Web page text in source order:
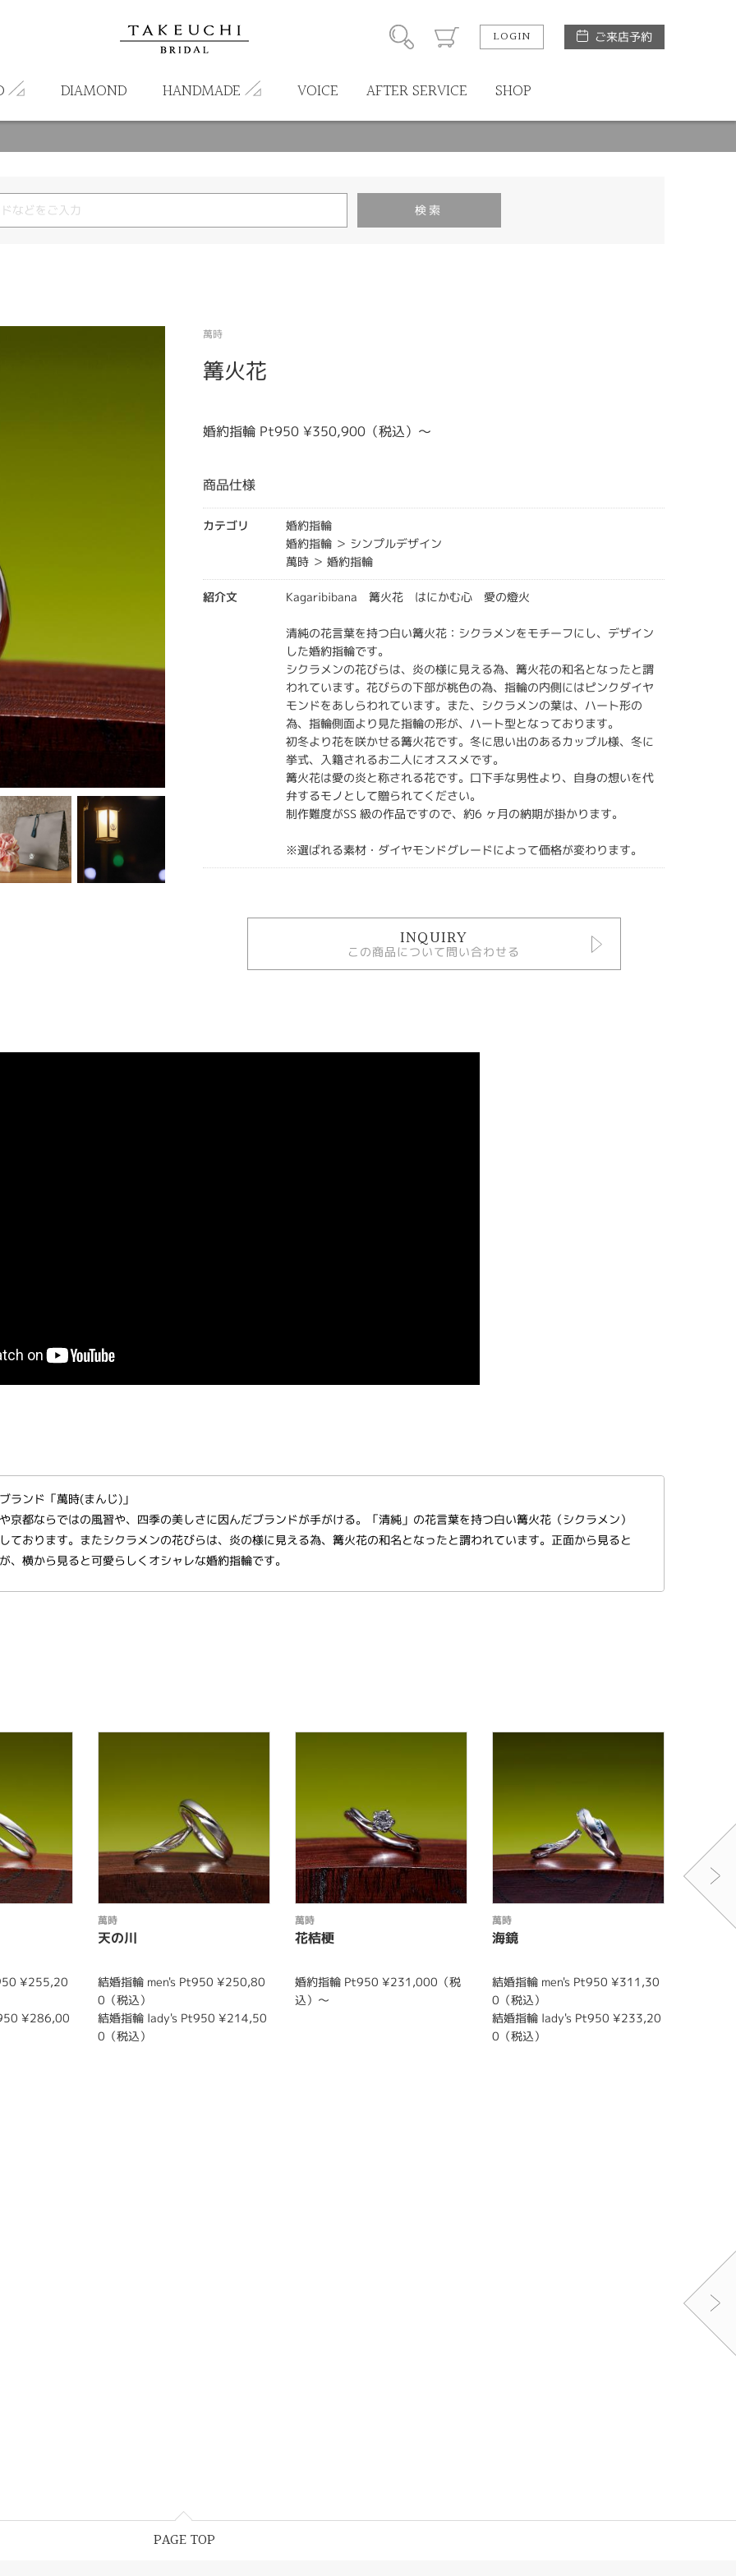
LOGIN ご来店予約
DIAMOND HANDMADE VOICE AFTER SERVICE SHOP
萬時
篝火花
婚約指輪 Pt950 ¥350,900（税込）～
商品仕様
カテゴリ
婚約指輪
婚約指輪 ＞ シンプルデザイン
萬時 ＞ 婚約指輪
紹介文 Kagaribibana 篝火花 はにかむ心 愛の燈火
清純の花言葉を持つ白い篝火花：シクラメンをモチーフにし、デザイン
した婚約指輪です。
シクラメンの花びらは、炎の様に見える為、篝火花の和名となったと謂
われています。花びらの下部が桃色の為、指輪の内側にはピンクダイヤ
モンドをあしらわれています。また、シクラメンの葉は、ハート形の
為、指輪側面より見た指輪の形が、ハート型となっております。
初冬より花を咲かせる篝火花です。冬に思い出のあるカップル様、冬に
挙式、入籍されるお二人にオススメです。
篝火花は愛の炎と称される花です。口下手な男性より、自身の想いを代
弁するモノとして贈られてください。
制作難度がSS 級の作品ですので、約6 ヶ月の納期が掛かります。
※選ばれる素材・ダイヤモンドグレードによって価格が変わります。
INQUIRY
この商品について問い合わせる
ランド「萬時(まんじ)」
京都ならではの風習や、四季の美しさに因んだブランドが手がける。「清純」の花言葉を持つ白い篝火花（シクラメン）
ております。またシクラメンの花びらは、炎の様に見える為、篝火花の和名となったと謂われています。正面から見ると
、横から見ると可愛らしくオシャレな婚約指輪です。
¥255,20
¥286,00
萬時
天の川
結婚指輪 men's Pt950 ¥250,80
0（税込）
結婚指輪 lady's Pt950 ¥214,50
0（税込）
萬時
花桔梗
婚約指輪 Pt950 ¥231,000（税
込）～
萬時
海鏡
結婚指輪 men's Pt950 ¥311,30
0（税込）
結婚指輪 lady's Pt950 ¥233,20
0（税込）
PAGE TOP